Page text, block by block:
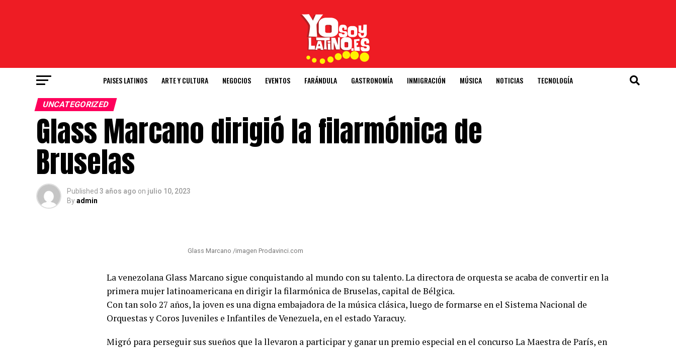
PAISES LATINOS ARTE Y CULTURA NEGOCIOS EVENTOS FARÁNDULA GASTRONOMÍA INMIGRACIÓN MÚSICA NOTICIAS TECNOLOGÍA
UNCATEGORIZED
Glass Marcano dirigió la filarmónica de
Bruselas
Published 3 años ago on julio 10, 2023
Byadmin
Glass Marcano /imagen Prodavinci.com
La venezolana Glass Marcano sigue conquistando al mundo con su talento. La directora de orquesta se acaba de convertir en la
primera mujer latinoamericana en dirigir la filarmónica de Bruselas, capital de Bélgica.
Con tan solo 27 años, la joven es una digna embajadora de la música clásica, luego de formarse en el Sistema Nacional de
Orquestas y Coros Juveniles e Infantiles de Venezuela, en el estado Yaracuy.
Migró para perseguir sus sueños que la llevaron a participar y ganar un premio especial en el concurso La Maestra de París, en